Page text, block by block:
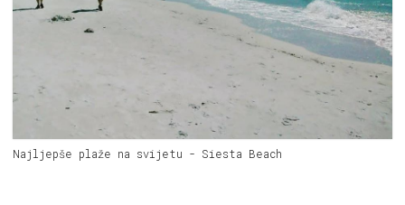
Najljepše plaže na svijetu - Siesta Beach